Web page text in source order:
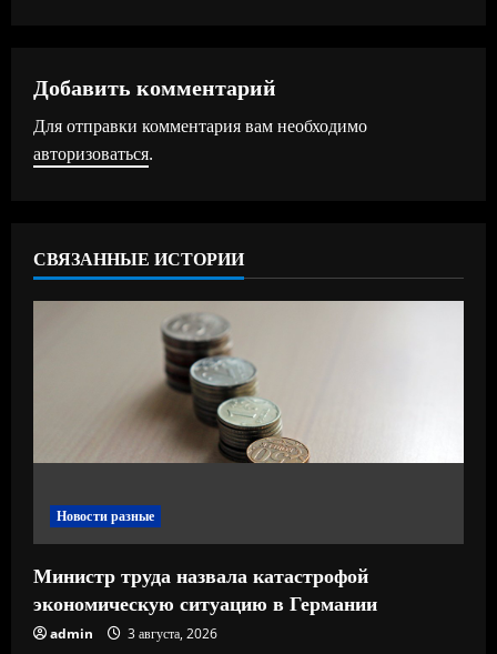
и
т
ч
т
Добавить комментарий
Для отправки комментария вам необходимо
авторизоваться.
СВЯЗАННЫЕ ИСТОРИИ
Новости разные
Министр труда назвала катастрофой
экономическую ситуацию в Германии
admin 3 августа, 2026